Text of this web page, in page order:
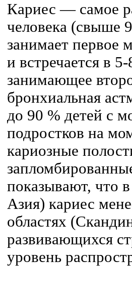
Кариес — самое
человека (свыше
занимает первое
и встречается в
занимающее
бронхиальная
до 90 % детей с
подростков на
кариозные
показывают, что
Азия) кариес
областях
развивающихся
уровень